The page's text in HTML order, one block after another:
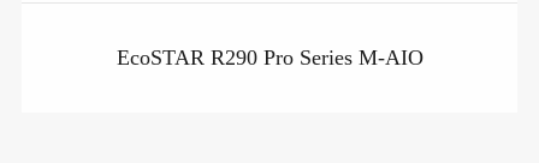
EcoSTAR R290 Pro Series M-AIO